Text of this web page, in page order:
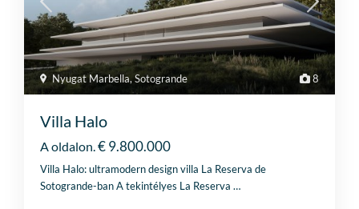
8
Nyugat Marbella,Sotogrande
Villa Halo
A oldalon.€ 9.800.000
Villa Halo: ultramodern design villa La Reserva de
Sotogrande-ban A tekintélyes La Reserva…